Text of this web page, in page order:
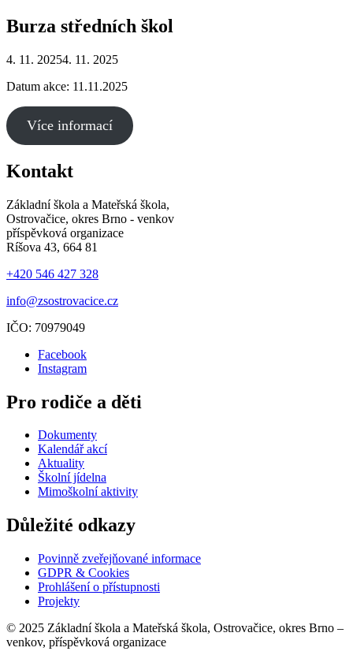
Burza středních škol
4. 11. 20254. 11. 2025
Datum akce: 11.11.2025
Více informací
Kontakt
Základní škola a Mateřská škola,
Ostrovačice, okres Brno - venkov
příspěvková organizace
Ríšova 43, 664 81
+420 546 427 328
info@zsostrovacice.cz
IČO: 70979049
Facebook
Instagram
Pro rodiče a děti
Dokumenty
Kalendář akcí
Aktuality
Školní jídelna
Mimoškolní aktivity
Důležité odkazy
Povinně zveřejňované informace
GDPR & Cookies
Prohlášení o přístupnosti
Projekty
© 2025 Základní škola a Mateřská škola, Ostrovačice, okres Brno –
venkov, příspěvková organizace